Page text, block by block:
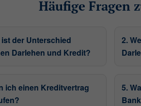
Häufige Fragen
ist der Unterschied
Darlehen und Kredit?
2.
ich einen Kreditvertrag
5.